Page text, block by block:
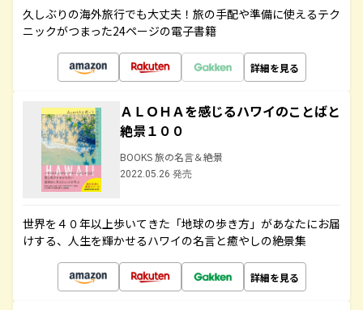
久しぶりの海外旅行でも大丈夫！旅の手配や準備に使えるテク
ニックがつまった24ページの電子書籍
詳細を見る
ＡＬＯＨＡを感じるハワイのことばと
絶景１００
BOOKS 旅の名言＆絶景
2022.05.26 発売
世界を４０年以上歩いてきた「地球の歩き方」があなたにお届
けする、人生を輝かせるハワイの名言と癒やしの絶景集
詳細を見る